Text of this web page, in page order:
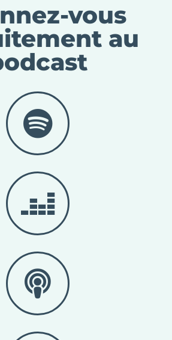
vous
au